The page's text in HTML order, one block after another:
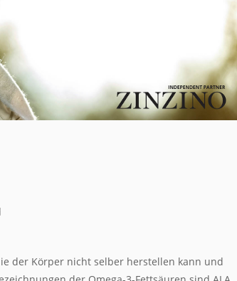
der Körper nicht selber herstellen kann und